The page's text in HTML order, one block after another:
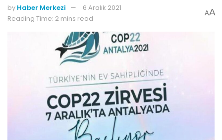
by Haber Merkezi
6 Aralık 2021
Reading Time: 2 mins read
AA